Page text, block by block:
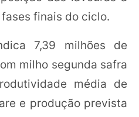
finais do ciclo.
7,39 milhões de
milho segunda safra
média de
e produção prevista